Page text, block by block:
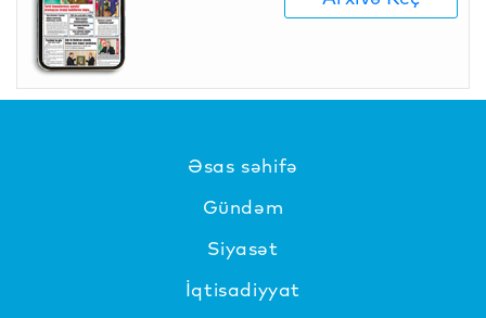
Əsas səhifə
Gündəm
Siyasət
İqtisadiyyat